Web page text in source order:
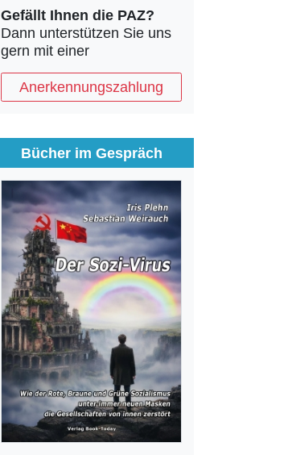
Gefällt Ihnen die PAZ?
Dann unterstützen Sie uns
gern mit einer
Anerkennungszahlung
Bücher im Gespräch